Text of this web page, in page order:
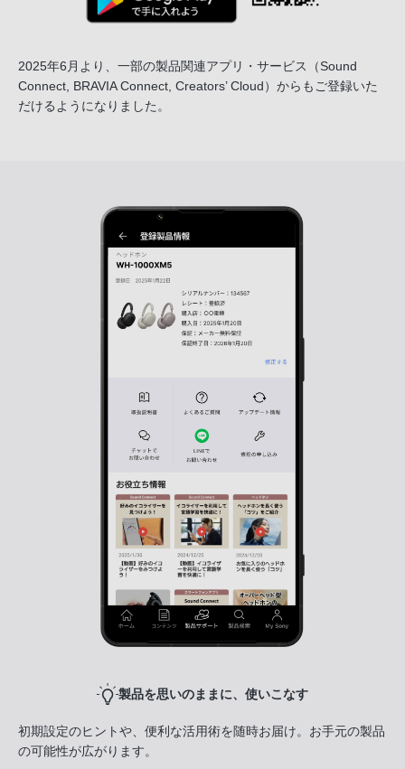
2025年6月より、一部の製品関連アプリ・サービス
（Sound
Connect, BRAVIA Connect, Creators’ Cloud）からもご登録いた
だけるようになりました。
製品を思いのままに、使いこなす
初期設定のヒントや、便利な活用術を随時お届け。お手元の製品
の可能性が広がります。